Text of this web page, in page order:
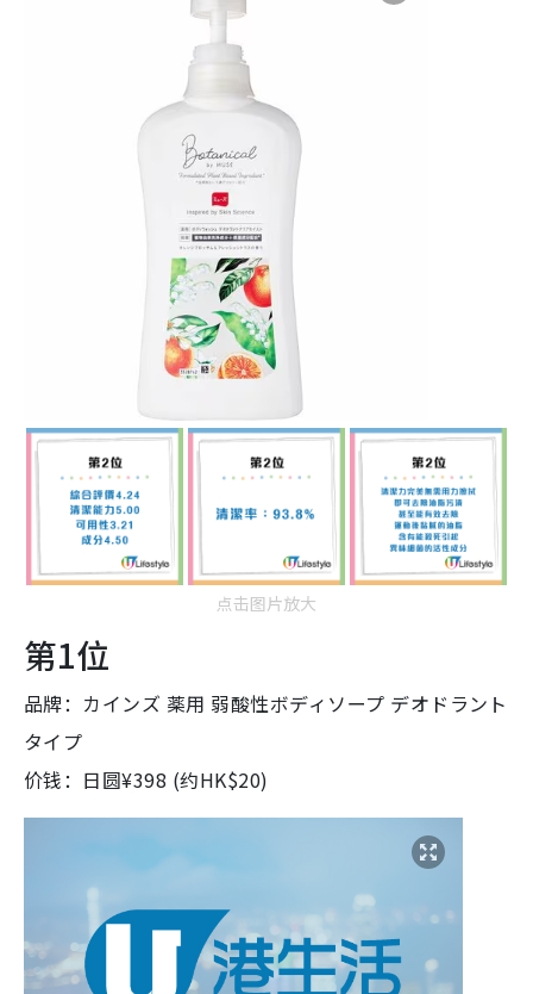
点击图片放大
第1位
品牌：カインズ 薬用 弱酸性ボディソープ デオドラント
タイプ
价钱：日圆¥398 (约HK$20)